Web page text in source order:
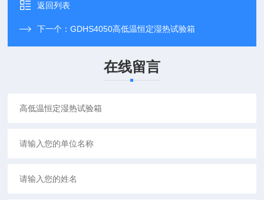
返回列表
下一个：GDHS4050高低温恒定湿热试验箱
在线留言